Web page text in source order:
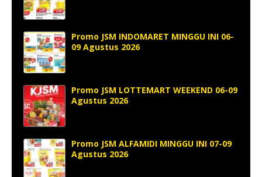
Promo JSM INDOMARET MINGGU INI 06-
09 Agustus 2026
Promo JSM LOTTEMART WEEKEND 06-09
Agustus 2026
Promo JSM ALFAMIDI MINGGU INI 07-09
Agustus 2026